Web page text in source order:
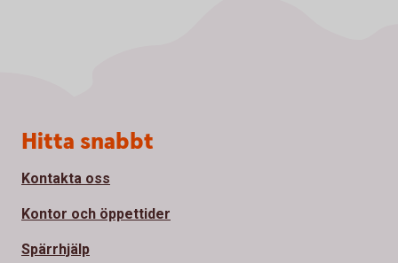
Sidfot
Hitta snabbt
Kontakta oss
Kontor och öppettider
Spärrhjälp